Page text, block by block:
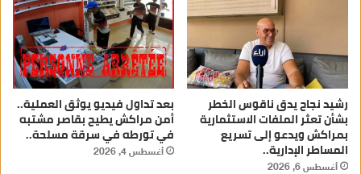
رشيد نجاح يدق ناقوس الخطر
بشأن تعثر الملفات الاستثمارية
بمراكش ويدعو إلى تسريع
المساطر الإدارية..
أغسطس 6, 2026
بعد تداول فيديو يوثق العملية..
أمن مراكش يطيح بقاصر مشتبه
في تورطه في سرقة مسلحة..
أغسطس 4, 2026